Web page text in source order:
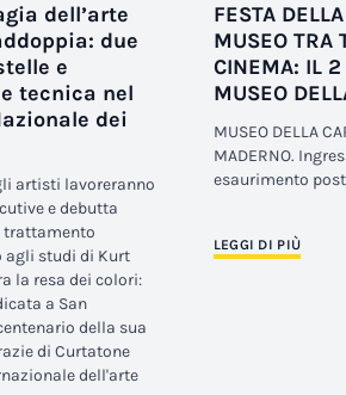
dell’arte
due
e
tecnica nel
dei
artisti lavoreranno
e debutta
trattamento
studi di Kurt
la resa dei colori:
a San
della sua
di Curtatone
dell'arte
FESTA
MUSEO TRA
CINEMA: IL 2
MUSEO
MUSEO DELLA
MADERNO.
esaurimento
LEGGI DI PIÙ